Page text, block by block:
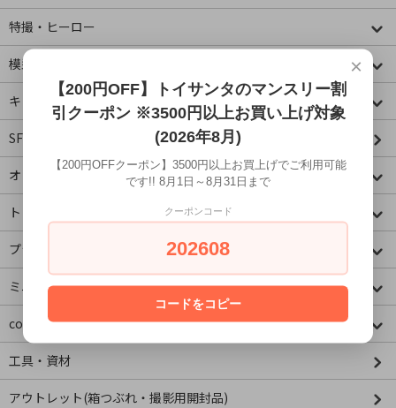
特撮・ヒーロー
模型・ミニチュア
キャラクター
SF・映画・アメコミ
オリジナル
トミカコーナー
プラレールコーナー
ミニチュア&ドールハウス
concombre コンコンブル
工具・資材
アウトレット(箱つぶれ・撮影用開封品)
×
【200円OFF】トイサンタのマンスリー割
引クーポン ※3500円以上お買い上げ対象
(2026年8月)
【200円OFFクーポン】3500円以上お買上げでご利用可能
です!! 8月1日～8月31日まで
クーポンコード
202608
コードをコピー